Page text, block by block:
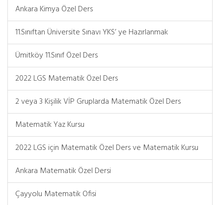
Ankara Kimya Özel Ders
11.Sınıftan Üniversite Sınavı YKS’ ye Hazırlanmak
Ümitköy 11.Sınıf Özel Ders
2022 LGS Matematik Özel Ders
2 veya 3 Kişilik VİP Gruplarda Matematik Özel Ders
Matematik Yaz Kursu
2022 LGS için Matematik Özel Ders ve Matematik Kursu
Ankara Matematik Özel Dersi
Çayyolu Matematik Ofisi